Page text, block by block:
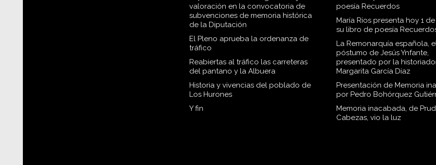
Papeles de Historia logra la mejor
valoración en la convocatoria de
subvenciones de memoria histórica
El Pleno aprueba la ordenanza de
Reabiertas al tráfico las carreteras
Historia y vivencias del poblado de
María Ríos presentó su libro
María Ríos presenta hoy 1 de
La Remonarquía española, el
póstumo de Jesús Ynfante,
presentado por la
Presentación de Memoria
Memoria inacabada, de